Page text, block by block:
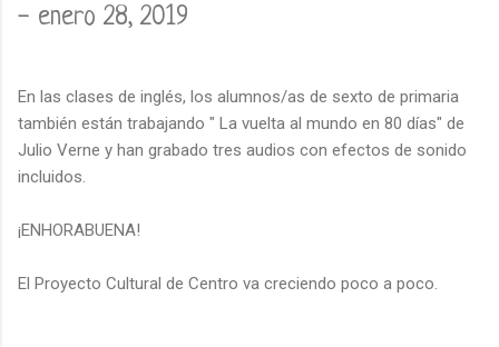
- enero 28, 2019
En las clases de inglés, los alumnos/as de sexto de primaria
también están trabajando " La vuelta al mundo en 80 días" de
Julio Verne y han grabado tres audios con efectos de sonido
incluidos.
¡ENHORABUENA!
El Proyecto Cultural de Centro va creciendo poco a poco.